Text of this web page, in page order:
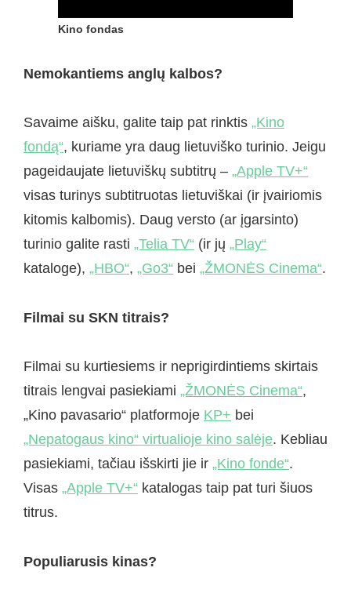
Kino fondas
Nemokantiems anglų kalbos?
Savaime aišku, galite taip pat rinktis „Kino
fondą“, kuriame yra daug lietuviško turinio. Jeigu
pageidaujate lietuviškų subtitrų – „Apple TV+“
visas turinys subtitruotas lietuviškai (ir įvairiomis
kitomis kalbomis). Daug versto (ar įgarsinto)
turinio galite rasti „Telia TV“ (ir jų „Play“
kataloge), „HBO“, „Go3“ bei „ŽMONĖS Cinema“.
Filmai su SKN titrais?
Filmai su kurtiesiems ir neprigirdintiems skirtais
titrais lengvai pasiekiami „ŽMONĖS Cinema“,
„Kino pavasario“ platformoje KP+ bei
„Nepatogaus kino“ virtualioje kino salėje. Kebliau
pasiekiami, tačiau išskirti jie ir „Kino fonde“.
Visas „Apple TV+“ katalogas taip pat turi šiuos
titrus.
Populiarusis kinas?